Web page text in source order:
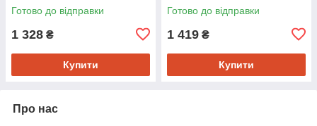
Готово до відправки
1 328 ₴
Купити
Готово до відправки
1 419 ₴
Купити
Про нас